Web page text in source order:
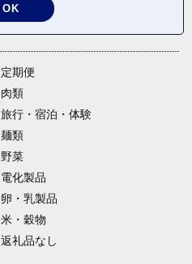
定期便
肉類
旅行・宿泊・体験
麺類
野菜
電化製品
卵・乳製品
米・穀物
返礼品なし
OK